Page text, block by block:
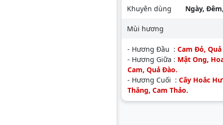
Khuyên dùng Ngày,
Mùi hương
- Hương Đầu : Cam Đỏ,
- Hương Giữa : Mật Ong,
Cam, Quả Đào.
- Hương Cuối : Cây Hoắc
Thắng, Cam Thảo.